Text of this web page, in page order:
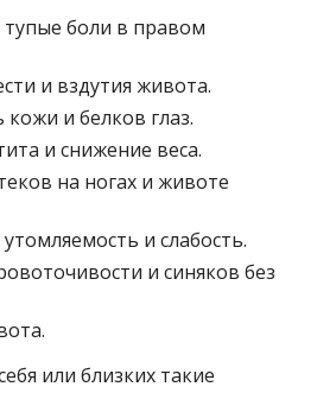
боли в правом
и вздутия живота.
и белков глаз.
и снижение веса.
на ногах и животе
и слабость.
и синяков без
или близких такие